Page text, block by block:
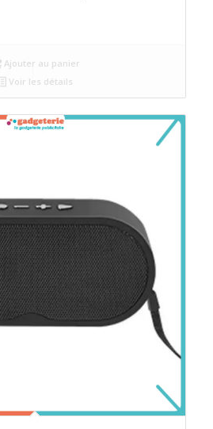
Ajouter au panier
Voir les détails